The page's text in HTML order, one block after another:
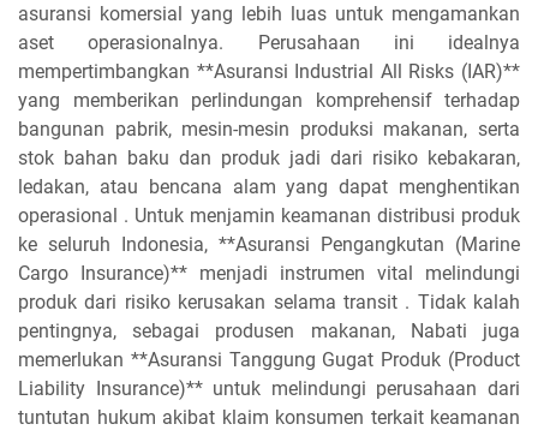
asuransi komersial yang lebih luas untuk mengamankan
aset operasionalnya. Perusahaan ini idealnya
mempertimbangkan **Asuransi Industrial All Risks (IAR)**
yang memberikan perlindungan komprehensif terhadap
bangunan pabrik, mesin-mesin produksi makanan, serta
stok bahan baku dan produk jadi dari risiko kebakaran,
ledakan, atau bencana alam yang dapat menghentikan
operasional . Untuk menjamin keamanan distribusi produk
ke seluruh Indonesia, **Asuransi Pengangkutan (Marine
Cargo Insurance)** menjadi instrumen vital melindungi
produk dari risiko kerusakan selama transit . Tidak kalah
pentingnya, sebagai produsen makanan, Nabati juga
memerlukan **Asuransi Tanggung Gugat Produk (Product
Liability Insurance)** untuk melindungi perusahaan dari
tuntutan hukum akibat klaim konsumen terkait keamanan